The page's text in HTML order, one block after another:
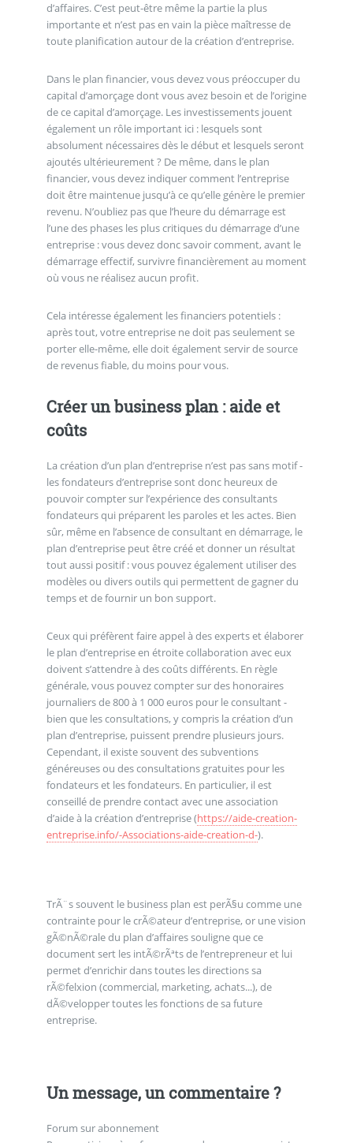
d’affaires. C’est peut-être même la partie la plus
importante et n’est pas en vain la pièce maîtresse de
toute planification autour de la création d’entreprise.
Dans le plan financier, vous devez vous préoccuper du
capital d’amorçage dont vous avez besoin et de l’origine
de ce capital d’amorçage. Les investissements jouent
également un rôle important ici : lesquels sont
absolument nécessaires dès le début et lesquels seront
ajoutés ultérieurement ? De même, dans le plan
financier, vous devez indiquer comment l’entreprise
doit être maintenue jusqu’à ce qu’elle génère le premier
revenu. N’oubliez pas que l’heure du démarrage est
l’une des phases les plus critiques du démarrage d’une
entreprise : vous devez donc savoir comment, avant le
démarrage effectif, survivre financièrement au moment
où vous ne réalisez aucun profit.
Cela intéresse également les financiers potentiels :
après tout, votre entreprise ne doit pas seulement se
porter elle-même, elle doit également servir de source
de revenus fiable, du moins pour vous.
Créer un business plan : aide et
coûts
La création d’un plan d’entreprise n’est pas sans motif -
les fondateurs d’entreprise sont donc heureux de
pouvoir compter sur l’expérience des consultants
fondateurs qui préparent les paroles et les actes. Bien
sûr, même en l’absence de consultant en démarrage, le
plan d’entreprise peut être créé et donner un résultat
tout aussi positif : vous pouvez également utiliser des
modèles ou divers outils qui permettent de gagner du
temps et de fournir un bon support.
Ceux qui préfèrent faire appel à des experts et élaborer
le plan d’entreprise en étroite collaboration avec eux
doivent s’attendre à des coûts différents. En règle
générale, vous pouvez compter sur des honoraires
journaliers de 800 à 1 000 euros pour le consultant -
bien que les consultations, y compris la création d’un
plan d’entreprise, puissent prendre plusieurs jours.
Cependant, il existe souvent des subventions
généreuses ou des consultations gratuites pour les
fondateurs et les fondateurs. En particulier, il est
conseillé de prendre contact avec une association
d’aide à la création d’entreprise (https://aide-creation-
entreprise.info/-Associations-aide-creation-d-).
TrÃ¨s souvent le business plan est perÃ§u comme une
contrainte pour le crÃ©ateur d’entreprise, or une vision
gÃ©nÃ©rale du plan d’affaires souligne que ce
document sert les intÃ©rÃªts de l’entrepreneur et lui
permet d’enrichir dans toutes les directions sa
rÃ©felxion (commercial, marketing, achats...), de
dÃ©velopper toutes les fonctions de sa future
entreprise.
Un message, un commentaire ?
Forum sur abonnement